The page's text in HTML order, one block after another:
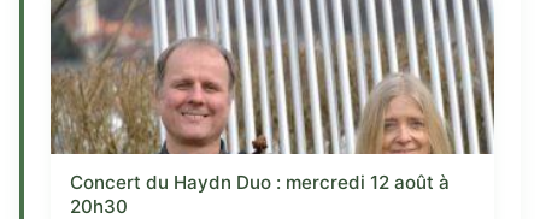
Concert du Haydn Duo : mercredi 12 août à
20h30